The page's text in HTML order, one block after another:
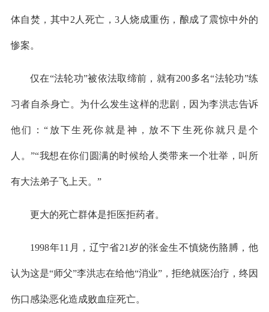
体自焚，其中2人死亡，3人烧成重伤，酿成了震惊中外的
惨案。
仅在“法轮功”被依法取缔前，就有200多名“法轮功”练
习者自杀身亡。为什么发生这样的悲剧，因为李洪志告诉
他们：“放下生死你就是神，放不下生死你就只是个
人。”“我想在你们圆满的时候给人类带来一个壮举，叫所
有大法弟子飞上天。”
更大的死亡群体是拒医拒药者。
1998年11月，辽宁省21岁的张金生不慎烧伤胳膊，他
认为这是“师父”李洪志在给他“消业”，拒绝就医治疗，终因
伤口感染恶化造成败血症死亡。